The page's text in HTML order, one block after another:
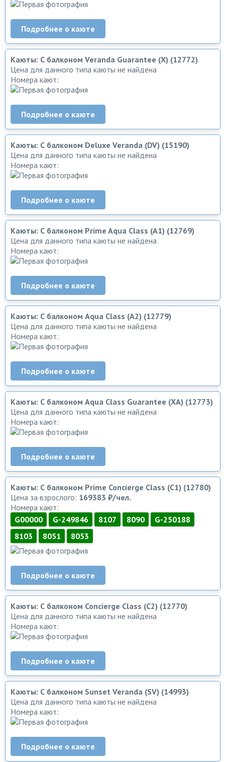
Подробнее о каюте
Каюты: С балконом Veranda Guarantee (X) (12772)
Цена для данного типа каюты не найдена
Номера кают:
Подробнее о каюте
Каюты: С балконом Deluxe Veranda (DV) (15190)
Цена для данного типа каюты не найдена
Номера кают:
Подробнее о каюте
Каюты: С балконом Prime Aqua Class (A1) (12769)
Цена для данного типа каюты не найдена
Номера кают:
Подробнее о каюте
Каюты: С балконом Aqua Class (A2) (12779)
Цена для данного типа каюты не найдена
Номера кают:
Подробнее о каюте
Каюты: С балконом Aqua Class Guarantee (XA) (12773)
Цена для данного типа каюты не найдена
Номера кают:
Подробнее о каюте
Каюты: С балконом Prime Concierge Class (C1) (12780)
Цена за взрослого: 169383 ₽/чел.
Номера кают:
G00000
G-249846 8107 8090
G-250188
8103
8051 8053
Подробнее о каюте
Каюты: С балконом Concierge Class (C2) (12770)
Цена для данного типа каюты не найдена
Номера кают:
Подробнее о каюте
Каюты: С балконом Sunset Veranda (SV) (14993)
Цена для данного типа каюты не найдена
Номера кают:
Подробнее о каюте